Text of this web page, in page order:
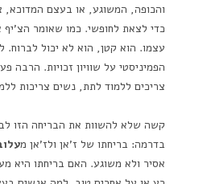
והכופה, המשוגע, או בעצם המדוכא,
כדי לצאת לחופשי. כמו שאומר הצ'יף
עצמו. הוא קטן, הוא לא יכול
הפמיניסטי על שוויון זכויות. הרבה
צריכים ללמוד לתת, נשים צריכות
קשה שלא להשוות את הבריחה הזו
בדרמה: בריחתו של ז'אן ולז'אן מ
אסיר ולא משוגע. האם בריחתו היא